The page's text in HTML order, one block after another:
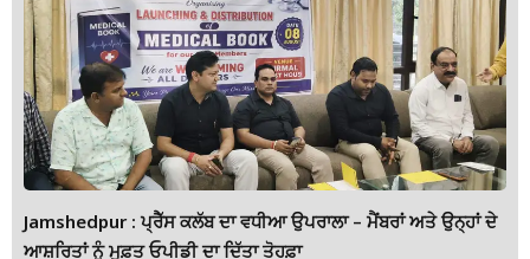
Jamshedpur : ਪ੍ਰੈੱਸ ਕਲੱਬ ਦਾ ਵਧੀਆ ਉਪਰਾਲਾ – ਮੈਂਬਰਾਂ ਅਤੇ ਉਨ੍ਹਾਂ ਦੇ
ਆਸ਼ਰਿਤਾਂ ਨੂੰ ਮੁਫ਼ਤ ਓਪੀਡੀ ਦਾ ਦਿੱਤਾ ਤੋਹਫ਼ਾ